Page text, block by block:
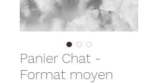
Panier Chat -
Format moyen